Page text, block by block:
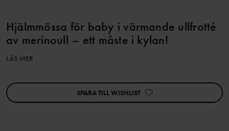
Hjälmmössa för baby i värmande ullfrotté
av merinoull – ett måste i kylan!
den gör även att hjälmen känns lite kraftigare och öglorna i frottén
gör att luften cirkulerar.
LÄS MER
SPARA TILL WISHLIST